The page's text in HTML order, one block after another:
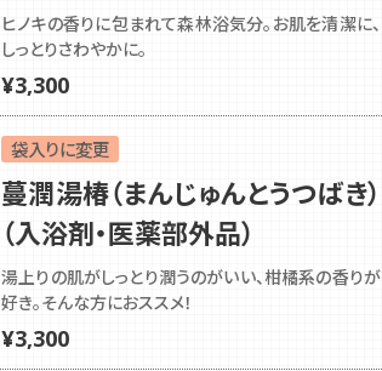
ヒノキの香りに包まれて森林浴気分。お肌を清潔に、
しっとりさわやかに。
¥3,300
袋入りに変更
蔓潤湯椿（まんじゅんとうつばき）
（入浴剤・医薬部外品）
湯上りの肌がしっとり潤うのがいい、柑橘系の香りが
好き。そんな方におススメ！
¥3,300